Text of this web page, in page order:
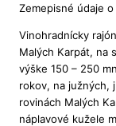
Zemepisné údaje
Vinohradnícky
Malých Karpát, na
výške 150 – 250
rokov, na južných,
rovinách Malých
náplavové kužele